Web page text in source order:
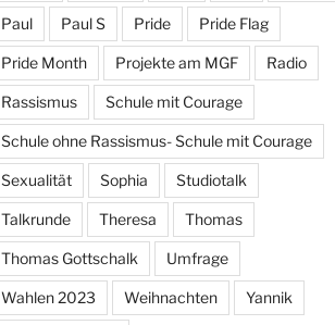
Paul Paul S Pride Pride Flag
Pride Month Projekte am MGF Radio
Rassismus Schule mit Courage
Schule ohne Rassismus- Schule mit Courage
Sexualität Sophia Studiotalk
Talkrunde Theresa Thomas
Thomas Gottschalk Umfrage
Wahlen 2023 Weihnachten Yannik